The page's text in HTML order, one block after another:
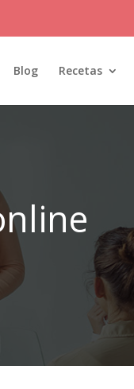
Blog Recetas